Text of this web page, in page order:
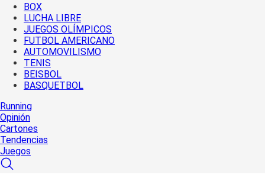
BOX
LUCHA LIBRE
JUEGOS OLÍMPICOS
FUTBOL AMERICANO
AUTOMOVILISMO
TENIS
BEISBOL
BASQUETBOL
Running
Opinión
Cartones
Tendencias
Juegos